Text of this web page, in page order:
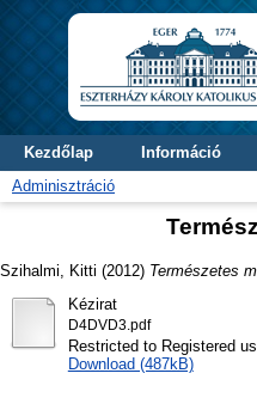
Kezdőlap Információ
Adminisztráció
Szihalmi, Kitti (2012) Természetes
Kézirat
D4DVD3.pdf
Restricted to Registered
Download (487kB)